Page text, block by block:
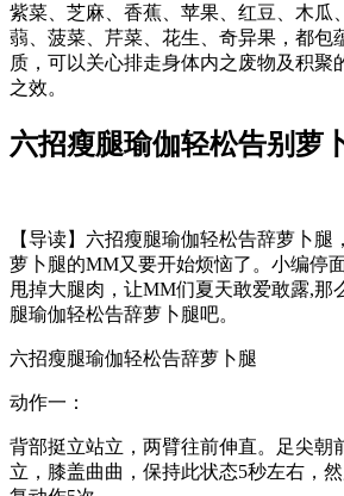
紫菜、芝麻、香蕉、苹果、红豆、木瓜
蒻、菠菜、芹菜、花生、奇异果，都包
质，可以关心排走身体内之废物及积聚
之效。
六招瘦腿瑜伽轻松告别萝
【导读】六招瘦腿瑜伽轻松告辞萝卜腿
萝卜腿的MM又要开始烦恼了。小编停
甩掉大腿肉，让MM们夏天敢爱敢露,那
腿瑜伽轻松告辞萝卜腿吧。
六招瘦腿瑜伽轻松告辞萝卜腿
动作一：
背部挺立站立，两臂往前伸直。足尖朝
立，膝盖曲曲，保持此状态5秒左右，